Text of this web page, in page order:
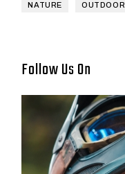
NATURE OUTDOOR
Follow Us On